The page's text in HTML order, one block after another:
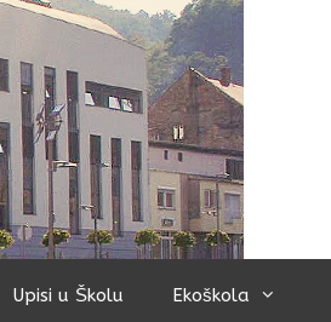
Upisi u Školu Ekoškola